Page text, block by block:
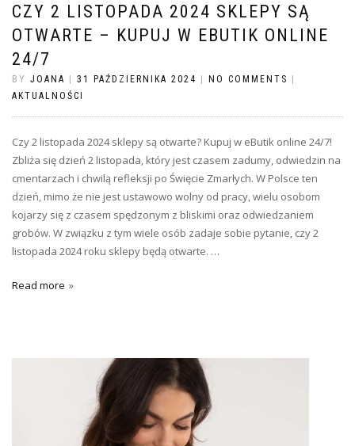
CZY 2 LISTOPADA 2024 SKLEPY SĄ
OTWARTE – KUPUJ W EBUTIK ONLINE
24/7
BY JOANA 31 PAŹDZIERNIKA 2024 NO COMMENTS
AKTUALNOŚCI
Czy 2 listopada 2024 sklepy są otwarte? Kupuj w eButik online 24/7!
Zbliża się dzień 2 listopada, który jest czasem zadumy, odwiedzin na
cmentarzach i chwilą refleksji po Święcie Zmarłych. W Polsce ten
dzień, mimo że nie jest ustawowo wolny od pracy, wielu osobom
kojarzy się z czasem spędzonym z bliskimi oraz odwiedzaniem
grobów. W związku z tym wiele osób zadaje sobie pytanie, czy 2
listopada 2024 roku sklepy będą otwarte. …
Read more